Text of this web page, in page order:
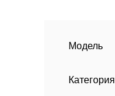
Модель
Категория
info@example.com